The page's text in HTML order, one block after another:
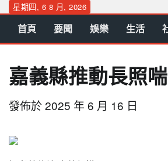
Skip
content
星期四, 6 8 月, 2026
首頁 要聞 娛樂 生活
嘉義縣推動長照
發佈於2025 年 6 月 16 日